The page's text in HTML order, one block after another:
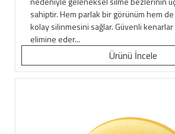
sahiptir. Hem parlak bir görünüm hem de
kolay silinmesini sağlar. Güvenli
elimine eder...
Ürünü İncele